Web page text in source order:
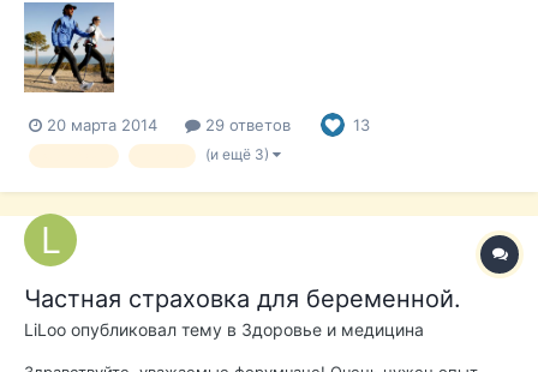
то усмехнулся что странные товарищи, "лыжники" летом И
как я ошибался. Никогда не думал что это так классно.
Мягкая рас...
20 марта 2014 29 ответов 13
(и ещё 3)
Частная страховка для беременной.
LiLoo опубликовал тему в Здоровье и медицина